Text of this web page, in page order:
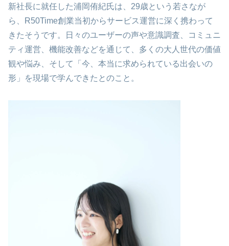
新社長に就任した浦岡侑紀氏は、29歳という若さなが
ら、R50Time創業当初からサービス運営に深く携わって
きたそうです。日々のユーザーの声や意識調査、コミュニ
ティ運営、機能改善などを通じて、多くの大人世代の価値
観や悩み、そして「今、本当に求められている出会いの
形」を現場で学んできたとのこと。